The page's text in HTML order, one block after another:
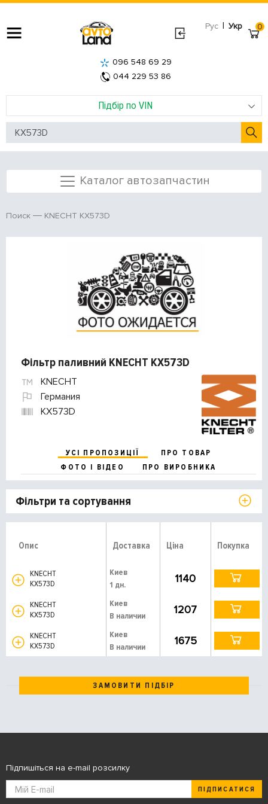
Рус | Укр
Підбір по VIN
096 548 69 29
044 229 53 86
0
Каталог автозапчастин
Поиск KNECHT KX573D
Фільтр паливний KNECHT KX573D
KNECHT
Германия
KX573D
УСІ ПРОПОЗИЦІЇ
ПРО ТОВАР
ФОТО І ВІДЕО
ПРО ВИРОБНИКА
Фільтри та сортування
Опис Доставка Ціна Покупка
KNECHT
KX573D
Киев
1 дн.
1140
KNECHT
KX573D
Киев
В наличии
1207
KNECHT
KX573D
Киев
В наличии
1675
ЗАМОВИТИ ПІДБІР
Підпишіться на e-mail розсилку
ПІДПИСАТИСЯ